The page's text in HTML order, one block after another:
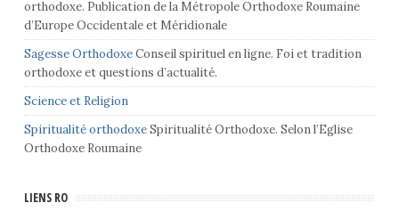
orthodoxe. Publication de la Métropole Orthodoxe Roumaine
d’Europe Occidentale et Méridionale
Sagesse OrthodoxeConseil spirituel en ligne. Foi et tradition
orthodoxe et questions d’actualité.
Science et Religion
Spiritualité orthodoxeSpiritualité Orthodoxe. Selon l’Eglise
Orthodoxe Roumaine
LIENS RO